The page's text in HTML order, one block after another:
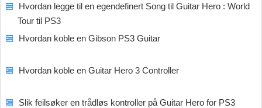
Hvordan legge til en egendefinert Song til Guitar Hero : World
Tour til PS3
Hvordan koble en Gibson PS3 Guitar
Hvordan koble en Guitar Hero 3 Controller
Slik feilsøker en trådløs kontroller på Guitar Hero for PS3